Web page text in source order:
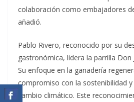
colaboración como embajadores
añadió.
Pablo Rivero, reconocido por su
gastronómica, lidera la parrilla Don
Su enfoque en la ganadería
compromiso con la sostenibilidad
cambio climático. Este